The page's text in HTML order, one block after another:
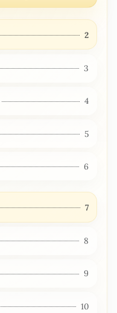
2
3
4
5
6
7
8
9
10